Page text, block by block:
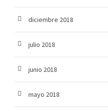
diciembre 2018
julio 2018
junio 2018
mayo 2018